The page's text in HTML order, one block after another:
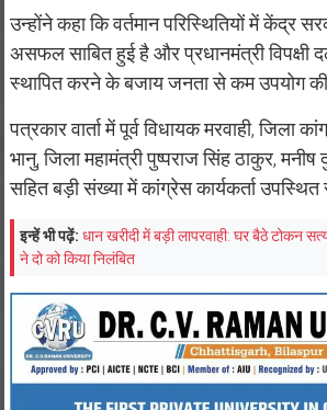
उन्होंने कहा कि वर्तमान परिस्थितियों में केंद्र
असफल साबित हुई है और प्रधानमंत्री विपक्षी
स्थापित करने के बजाय जनता से कम उपयोग
पत्रकार वार्ता में पूर्व विधायक मरवाही, जिला
भानु, जिला महामंत्री पुष्पराज सिंह ठाकुर,
सहित बड़ी संख्या में कांग्रेस कार्यकर्ता उपस्थित
इन्हें भी पढ़ें: धान खरीदी में बड़ी लापरवाही: घर बैठे टोकन
ने दो को किया निलंबित